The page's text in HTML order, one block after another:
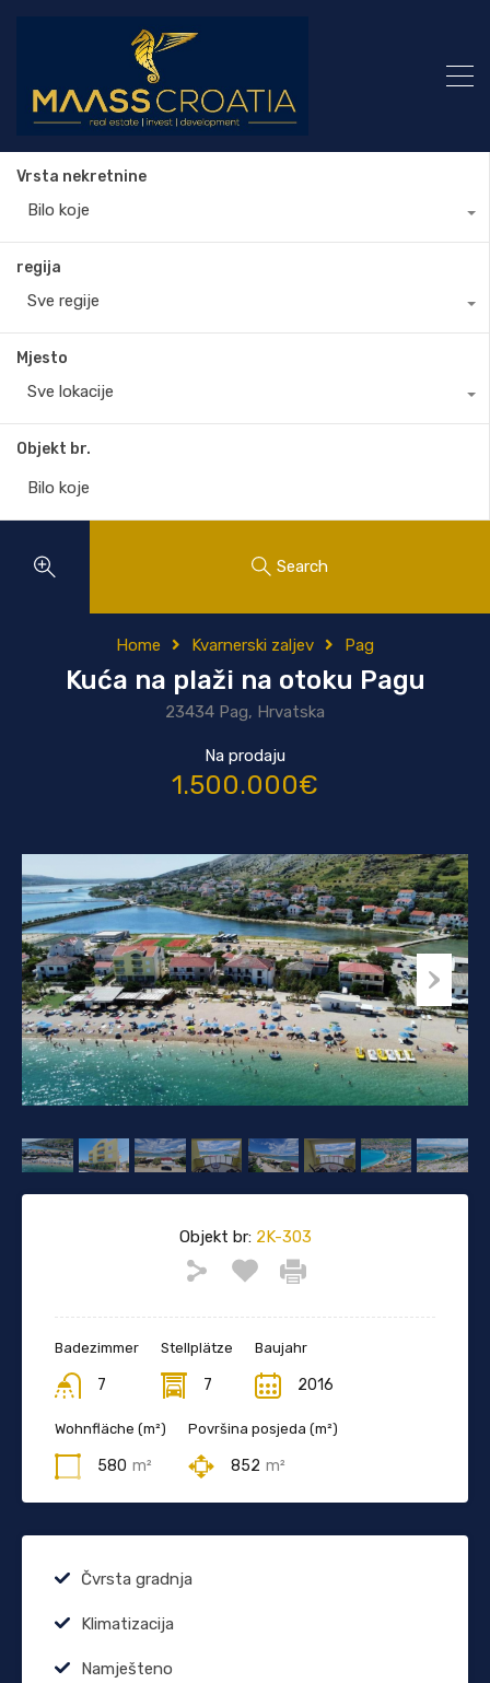
Vrsta nekretnine
Bilo koje
regija
Sve regije
Mjesto
Sve lokacije
Objekt br.
Search
Home Kvarnerski zaljev Pag
Kuća na plaži na otoku Pagu
23434 Pag, Hrvatska
Na prodaju
1.500.000€
Objekt br:2K-303
Badezimmer
7
Stellplätze
7
Baujahr
2016
Wohnfläche (m²)
580 m²
Površina posjeda (m²)
852 m²
Čvrsta gradnja
Klimatizacija
Namješteno